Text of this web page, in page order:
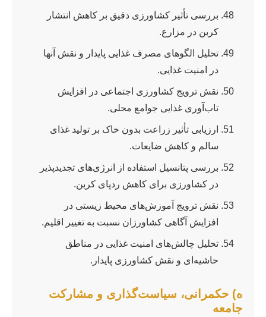
بررسی تأثیر کشاورزی دقیق بر کاهش انتشار
کربن در مزارع.
تحلیل الگوهای مصرف غذایی پایدار و نقش آنها
در امنیت غذایی.
نقش ترویج کشاورزی اجتماعی در افزایش
تاب‌آوری غذایی جوامع محلی.
ارزیابی تأثیر زراعت بدون خاک بر تولید غذای
سالم و کاهش ضایعات.
بررسی پتانسیل استفاده از انرژی‌های تجدیدپذیر
در کشاورزی برای کاهش ردپای کربن.
نقش ترویج آموزش‌های محیط زیستی در
افزایش آگاهی کشاورزان نسبت به تغییر اقلیم.
تحلیل چالش‌های امنیت غذایی در مناطق
حاشیه‌ای و نقش کشاورزی پایدار.
ه) حکمرانی، سیاست‌گذاری و مشارکت
جامعه